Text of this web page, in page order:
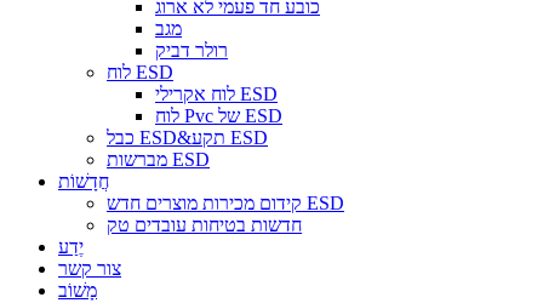
כובע חד פעמי לא ארוג
מגב
רולר דביק
לוח ESD
לוח אקרילי ESD
לוח Pvc של ESD
כבל ESD&תקע ESD
מברשות ESD
חֲדָשׁוֹת
קידום מכירות מוצרים חדש ESD
חדשות בטיחות עובדים טק
יֶדַע
צור קשר
מָשׁוֹב